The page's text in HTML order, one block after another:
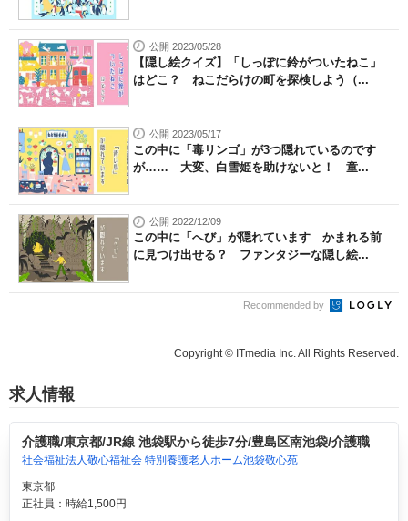
公開 2023/05/28
【隠し絵クイズ】「しっぽに鈴がついたねこ」
はどこ？ ねこだらけの町を探検しよう（...
公開 2023/05/17
この中に「毒リンゴ」が3つ隠れているのです
が…… 大変、白雪姫を助けないと！ 童...
公開 2022/12/09
この中に「へび」が隠れています かまれる前
に見つけ出せる？ ファンタジーな隠し絵...
Recommended by
Copyright © ITmedia Inc. All Rights Reserved.
求人情報
介護職/東京都/JR線 池袋駅から徒歩7分/豊島区南池袋/介護職
社会福祉法人敬心福祉会 特別養護老人ホーム池袋敬心苑
東京都
正社員：時給1,500円